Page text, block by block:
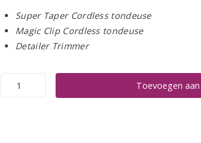
Super Taper Cordless tondeuse
Magic Clip Cordless tondeuse
Detailer Trimmer
WAHL
Toevoegen